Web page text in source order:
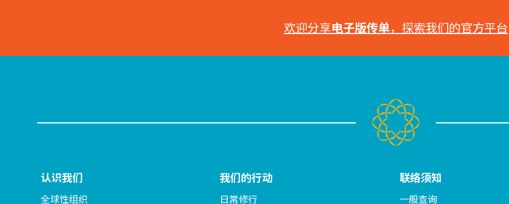
欢迎分享电子版传单，探索我们的官方平台
认识我们
全球性组织
我们的行动
日常修行
联络须知
一般查询